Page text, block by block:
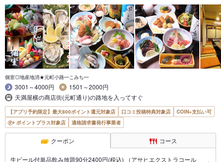
個室◎地産地消★元町小路━こみち━
3001～4000円
1501～2000円
天満屋横の商店街(元町通り)の路地を入ってすぐ
【アプリ予約限定】最大800ポイント還元対象店 口コミ投稿特典対象店
COIN+支払い可
ポイントプラス対象店
適格請求書発行事業者
クーポン コース
生ビール付単品飲み放題90分2400円(税込) （アサヒエクストラコール